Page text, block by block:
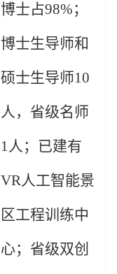
博士占98%；
博士生导师和
硕士生导师10
人，省级名师
1人；已建有
VR人工智能景
区工程训练中
心；省级双创